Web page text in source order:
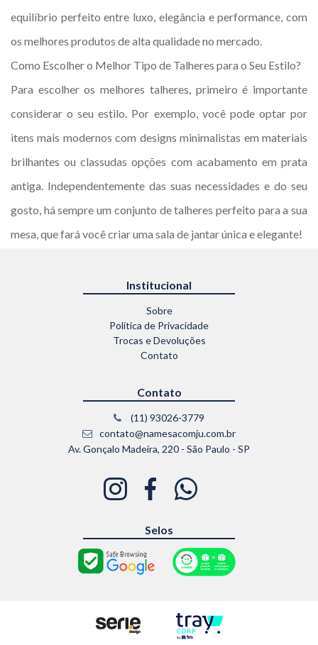
equilíbrio perfeito entre luxo, elegância e performance, com
os melhores produtos de alta qualidade no mercado.
Como Escolher o Melhor Tipo de Talheres para o Seu Estilo?
Para escolher os melhores talheres, primeiro é importante
considerar o seu estilo. Por exemplo, você pode optar por
itens mais modernos com designs minimalistas em materiais
brilhantes ou classudas opções com acabamento em prata
antiga. Independentemente das suas necessidades e do seu
gosto, há sempre um conjunto de talheres perfeito para a sua
mesa, que fará você criar uma sala de jantar única e elegante!
Institucional
Sobre
Política de Privacidade
Trocas e Devoluções
Contato
Contato
(11) 93026-3779
contato@namesacomju.com.br
Av. Gonçalo Madeira, 220 - São Paulo - SP
Selos